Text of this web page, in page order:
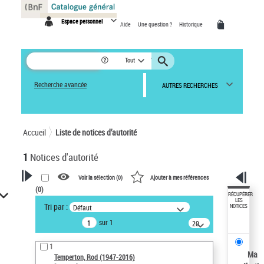
Espace personnel Aide Une question ? Historique
Tout
Recherche avancée AUTRES RECHERCHES
Accueil Liste de notices d’autorité
1 Notices d'autorité
VOTRE RECHERCHE
Recherche avancée dans les
notices d’autorité
Œuvres liées à l'auteur :
Temperton, Rod (1947-2016)
Voir la sélection (0) Ajouter à mes références
(0)
Tri par : Défaut
sur 1
20
résultats/page
1
Temperton, Rod (1947-2016)
RÉCUPÉRER
LES
NOTICES
Ma
Panneau de gestion des cookies